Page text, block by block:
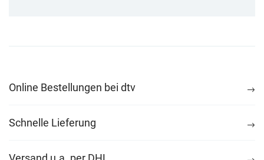
Online Bestellungen bei dtv
Schnelle Lieferung